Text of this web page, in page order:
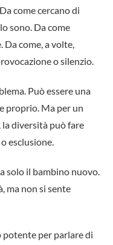
come cercano di
sono. Da come
come, a volte,
o silenzio.
Può essere una
proprio. Ma per un
diversità può fare
esclusione.
solo il bambino nuovo.
ma non si sente
per parlare di